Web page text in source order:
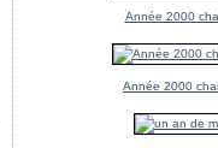
Année 2000
Année 2000